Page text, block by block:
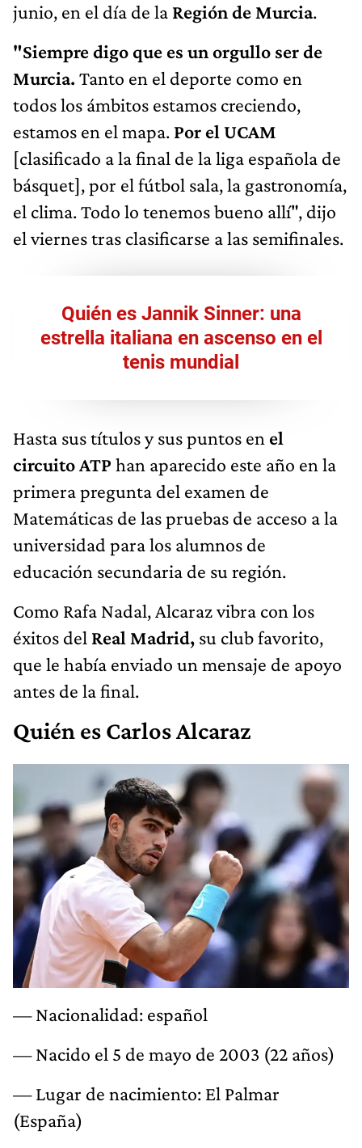
junio, en el día de la Región de Murcia.
"Siempre digo que es un orgullo ser de
Murcia. Tanto en el deporte como en
todos los ámbitos estamos creciendo,
estamos en el mapa. Por el UCAM
[clasificado a la final de la liga española de
básquet], por el fútbol sala, la gastronomía,
el clima. Todo lo tenemos bueno allí", dijo
el viernes tras clasificarse a las semifinales.
Quién es Jannik Sinner: una
estrella italiana en ascenso en el
tenis mundial
Hasta sus títulos y sus puntos en el
circuito ATP han aparecido este año en la
primera pregunta del examen de
Matemáticas de las pruebas de acceso a la
universidad para los alumnos de
educación secundaria de su región.
Como Rafa Nadal, Alcaraz vibra con los
éxitos del Real Madrid, su club favorito,
que le había enviado un mensaje de apoyo
antes de la final.
Quién es Carlos Alcaraz
— Nacionalidad: español
— Nacido el 5 de mayo de 2003 (22 años)
— Lugar de nacimiento: El Palmar
(España)